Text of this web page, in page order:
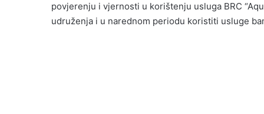
povjerenju i vjernosti u korištenju usluga BRC
udruženja i u narednom periodu koristiti usluge